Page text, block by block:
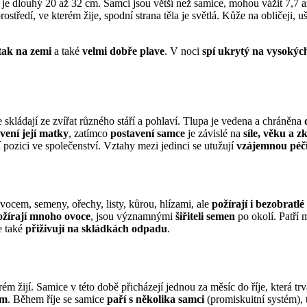
dlouhý 20 až 32 cm. Samci jsou větší než samice, mohou vážit
ve kterém žije, spodní strana těla je světlá. Kůže na obličeji,
na zemi a také velmi dobře plave. V noci spí ukrytý na
ze zvířat různého stáří a pohlaví. Tlupa je vedena a chráněna
její matky, zatímco postavení samce je závislé na síle, věku a
ve společenství. Vztahy mezi jedinci se utužujívzájemnou
semeny, ořechy, listy, kůrou, hlízami, ale požírají i bezobratlé
mnoho ovoce, jsou významnými šiřiteli semen po okolí. Patří
také přiživují na skládkách odpadu.
žijí. Samice v této době přicházejí jednou za měsíc do říje, která
. Během říje se samice paří s několika samci (promiskuitní systém),